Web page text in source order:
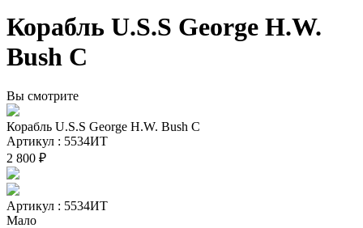
Корабль U.S.S George H.W.
Bush C
Вы смотрите
Корабль U.S.S George H.W. Bush C
Артикул : 5534ИТ
2 800 ₽
Артикул : 5534ИТ
Мало